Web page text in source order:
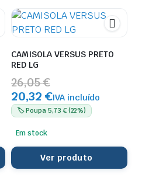
CAMISOLA VERSUS PRETO
RED LG
26,05 €
20,32 €IVA incluído
🏷️ Poupa 5,73 € (22%)
Em stock
Ver produto